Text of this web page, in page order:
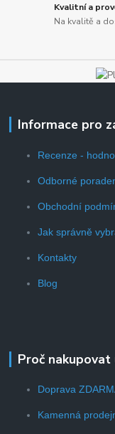
Kvalitní a
Na kvalitě a
Informace pro
Recenze -
Odborné
Obchodní
Jak správně
Kontakty
Blog
Proč nakupovat
Doprava
Kamenná